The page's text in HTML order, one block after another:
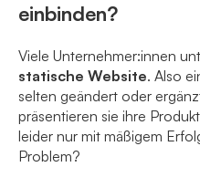
einbinden?
Viele Unternehmer:innen
statische Website. Also
selten geändert oder
präsentieren sie ihre
leider nur mit mäßigem
Problem?